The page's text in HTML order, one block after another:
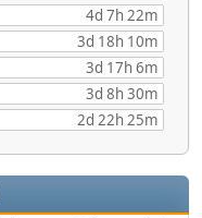
4d 7h 22m
3d 18h 10m
3d 17h 6m
3d 8h 30m
2d 22h 25m